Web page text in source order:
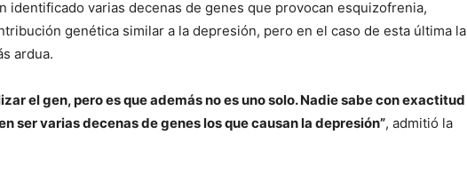
identificado varias decenas de genes que provocan esquizofrenia,
genética similar a la depresión, pero en el caso de esta última la
ardua.
el gen, pero es que además no es uno solo. Nadie sabe con exactitud
ser varias decenas de genes los que causan la depresión”, admitió la